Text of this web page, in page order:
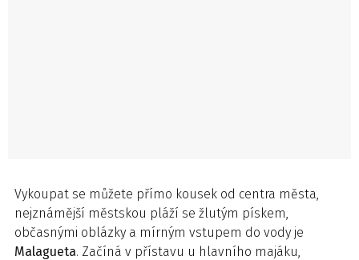
Vykoupat se můžete přímo kousek od centra města,
nejznámější městskou pláží se žlutým pískem,
občasnými oblázky a mírným vstupem do vody je
Malagueta. Začíná v přístavu u hlavního majáku,